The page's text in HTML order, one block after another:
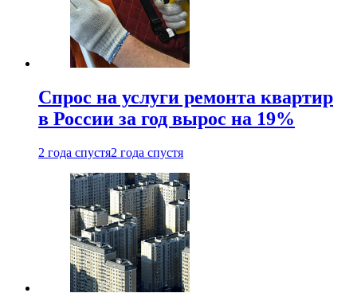
Спрос на услуги ремонта квартир
в России за год вырос на 19%
2 года спустя2 года спустя